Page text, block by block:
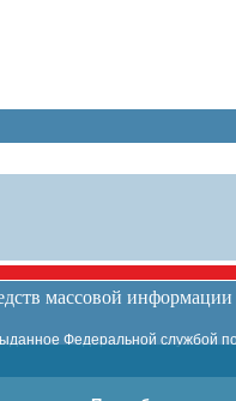
массовой информации
Федеральной службой